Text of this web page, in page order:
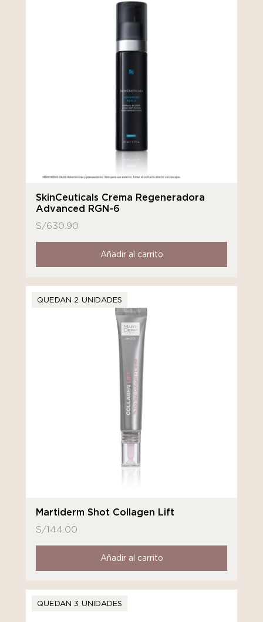
SkinCeuticals Crema Regeneradora
Advanced RGN-6
S/630.90
Añadir al carrito
QUEDAN 2 UNIDADES
Martiderm Shot Collagen Lift
S/144.00
Añadir al carrito
QUEDAN 3 UNIDADES